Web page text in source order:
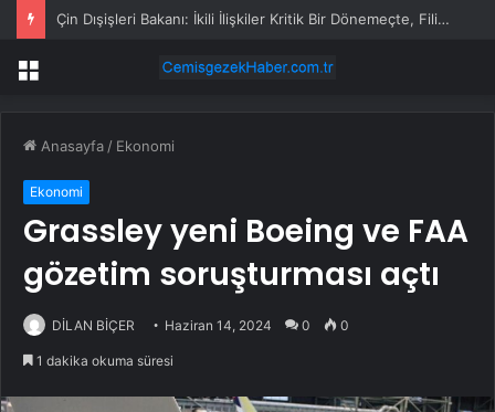
Çin Dışişleri Bakanı: İkili İlişkiler Kritik Bir Dönemeçte, Filipinler Doğru Kararlar Almalı
Menü
Anasayfa / Ekonomi
Ekonomi
Grassley yeni Boeing ve FAA
gözetim soruşturması açtı
DİLAN BİÇER Haziran 14, 2024 0 0
1 dakika okuma süresi